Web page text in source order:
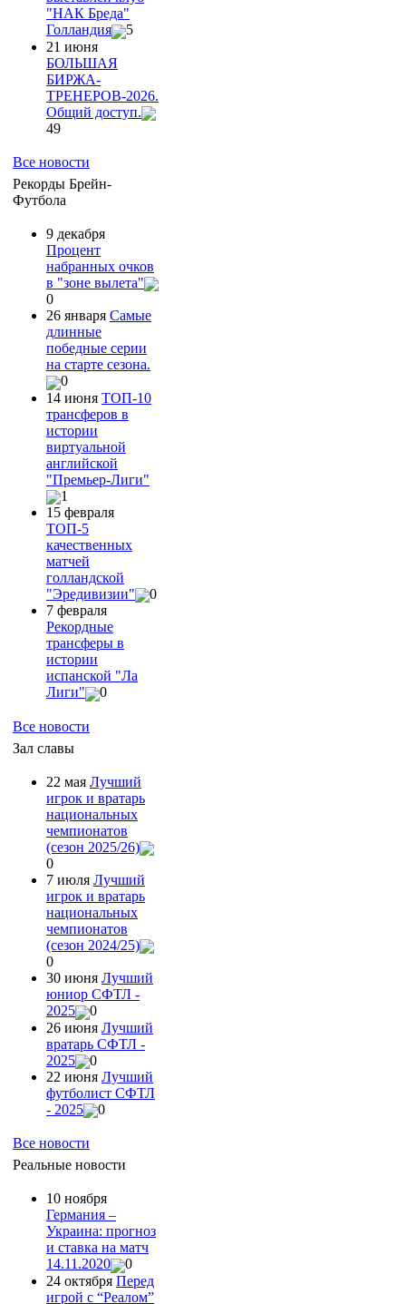
"НАК Бреда"
Голландия
5
21 июня
БОЛЬШАЯ
БИРЖА-
ТРЕНЕРОВ-2026.
Общий доступ.
49
Все новости
Рекорды Брейн-
Футбола
9 декабря
Процент
набранных очков
в "зоне вылета"
0
26 января Самые
длинные
победные серии
на старте сезона.
0
14 июня ТОП-10
трансферов в
истории
виртуальной
английской
"Премьер-Лиги"
1
15 февраля
ТОП-5
качественных
матчей
голландской
"Эредивизии"
0
7 февраля
Рекордные
трансферы в
истории
испанской "Ла
Лиги"
0
Все новости
Зал славы
22 мая Лучший
игрок и вратарь
национальных
чемпионатов
(сезон 2025/26)
0
7 июля Лучший
игрок и вратарь
национальных
чемпионатов
(сезон 2024/25)
0
30 июня Лучший
юниор СФТЛ -
2025
0
26 июня Лучший
вратарь СФТЛ -
2025
0
22 июня Лучший
футболист СФТЛ
- 2025
0
Все новости
Реальные новости
10 ноября
Германия –
Украина: прогноз
и ставка на матч
14.11.2020
0
24 октября Перед
игрой с “Реалом”